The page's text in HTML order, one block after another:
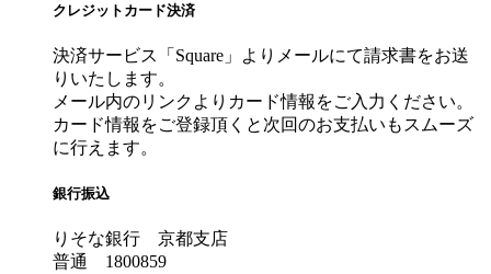
クレジットカード決済
決済サービス「Square」よりメールにて請求書をお送
りいたします。
メール内のリンクよりカード情報をご入力ください。
カード情報をご登録頂くと次回のお支払いもスムーズ
に行えます。
銀行振込
りそな銀行 京都支店
普通 1800859